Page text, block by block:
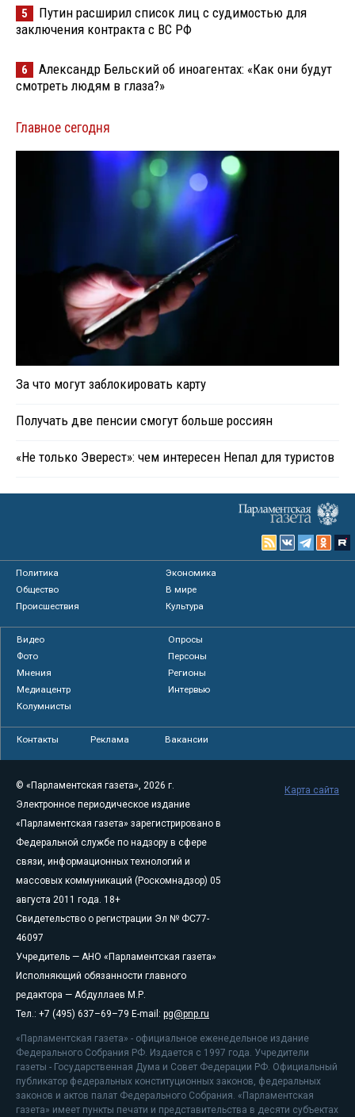
5
Путин расширил список лиц с судимостью для
заключения контракта с ВС РФ
6
Александр Бельский об иноагентах: «Как они будут
смотреть людям в глаза?»
Главное сегодня
За что могут заблокировать карту
Получать две пенсии смогут больше россиян
«Не только Эверест»: чем интересен Непал для туристов
Политика
Экономика
Общество
В мире
Происшествия
Культура
Видео
Опросы
Фото
Персоны
Мнения
Регионы
Медиацентр
Интервью
Колумнисты
Контакты Реклама Вакансии
© «Парламентская газета», 2026 г.
Электронное периодическое издание
«Парламентская газета» зарегистрировано в
Федеральной службе по надзору в сфере
связи, информационных технологий и
массовых коммуникаций (Роскомнадзор) 05
августа 2011 года. 18+
Свидетельство о регистрации Эл № ФС77-
46097
Учредитель — АНО «Парламентская газета»
Исполняющий обязанности главного
редактора — Абдуллаев М.Р.
Тел.: +7 (495) 637–69–79 E-mail: pg@pnp.ru
«Парламентская газета» - официальное еженедельное издание
Федерального Собрания РФ. Издается с 1997 года. Учредители
газеты - Государственная Дума и Совет Федерации РФ. Официальный
публикатор федеральных конституционных законов, федеральных
законов и актов палат Федерального Собрания. «Парламентская
газета» имеет пункты печати и представительства в десяти субъектах
Карта сайта